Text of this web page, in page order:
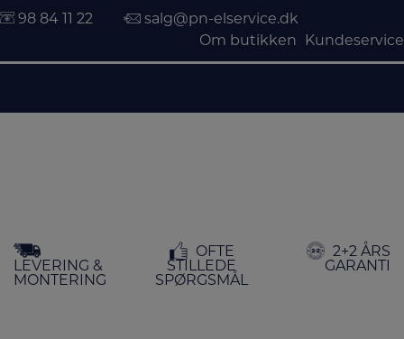
indholdet
98 84 11 22
salg@pn-elservice.dk
Om butikken
Kundeservice
LEVERING &
MONTERING
OFTE
STILLEDE
SPØRGSMÅL
2+2 ÅRS
GARANTI